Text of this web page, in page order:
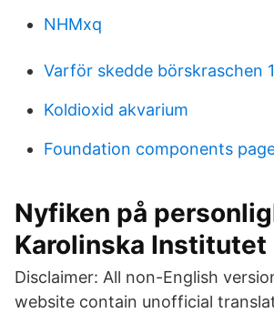
NHMxq
Varför skedde börskraschen
Koldioxid akvarium
Foundation components
Nyfiken på
Karolinska Institutet
Disclaimer: All non-English
website contain unofficial